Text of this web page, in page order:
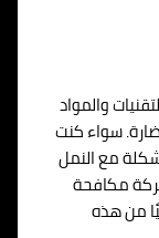
والمواد
سواء كنت
مع النمل
مكافحة
من هذه